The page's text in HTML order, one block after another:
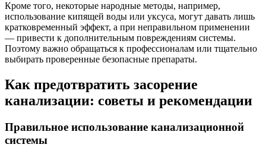
Кроме того, некоторые народные методы, например,
использование кипящей воды или уксуса, могут давать лишь
кратковременный эффект, а при неправильном применении
— привести к дополнительным повреждениям системы.
Поэтому важно обращаться к профессионалам или тщательно
выбирать проверенные безопасные препараты.
Как предотвратить засорение
канализации: советы и рекомендации
Правильное использование канализационной
системы